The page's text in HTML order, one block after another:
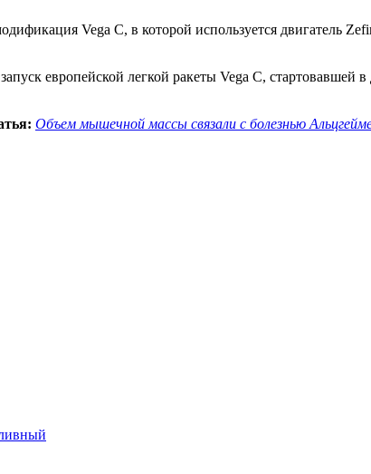
Vega C, в которой используется двигатель
европейской легкой ракеты Vega C, стартовавшей в
Объем мышечной массы связали с болезнью